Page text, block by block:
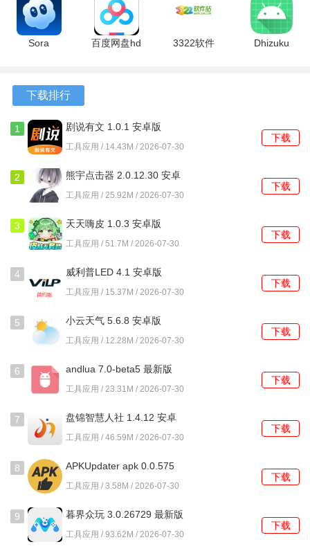
2、提供驾驶证状态主动提醒功能，如有效期届满或需参加审
验时，会通过应用推送官方的消息通知。
1、在线完成实名认证与人脸比对后，系统自动生成个人电子
2、在需要出示证件的场合，一键调出动态二维码供对方扫
描，快速完成身份与证照真伪的核验。
3、实时查询本人驾驶证的当前记分、违法未处理记录以及最
4、当实体驾驶证因记满12分等原因被暂扣或吊销时，电子驾
使用教程
1、首次使用需在登录页面完成实名注册，输入身份证号和姓
名，系统会自动与交管档案信息进行比对。
2、根据提示完成活体人脸识别验证，确保是驾驶人本人在进
行操作，这是申领电子证照的必要步骤。
3、验证通过后，在我的证照栏目中点击申领电子驾驶证，系
统会从后台自动调取并生成证件。
4、遇到交警查验时，打开应用进入证照页面，向执法人员展
示动态二维码，对方使用专用设备扫码即可。
v2.23.1012
官方版
版
安卓版
费版
Sora
百度网盘hd
3322软件
Dhizuku
下载排行
1 剧说有文 1.0.1 安卓版
工具应用 / 14.43M / 2026-07-30
下载
2
熊宇点击器 2.0.12.30 安卓
版
工具应用 / 25.92M / 2026-07-30
下载
3 天天嗨皮 1.0.3 安卓版
工具应用 / 51.7M / 2026-07-30
下载
4 威利普LED 4.1 安卓版
工具应用 / 15.37M / 2026-07-30
下载
5 小云天气 5.6.8 安卓版
工具应用 / 12.28M / 2026-07-30
下载
6 andlua 7.0-beta5 最新版
工具应用 / 23.31M / 2026-07-30
下载
7
盘锦智慧人社 1.4.12 安卓
版
工具应用 / 46.59M / 2026-07-30
下载
8
APKUpdater apk 0.0.575
安卓版
工具应用 / 3.58M / 2026-07-30
下载
9 暮界众玩 3.0.26729 最新版
工具应用 / 93.62M / 2026-07-30
下载